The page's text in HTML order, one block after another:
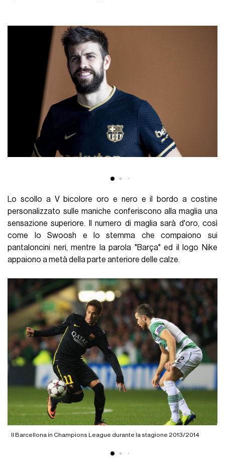
Lo scollo a V bicolore oro e nero e il bordo a costine
personalizzato sulle maniche conferiscono alla maglia una
sensazione superiore. Il numero di maglia sarà d'oro, così
come lo Swoosh e lo stemma che compaiono sui
pantaloncini neri, mentre la parola "Barça" ed il logo Nike
appaiono a metà della parte anteriore delle calze.
Il Barcellona in Champions League durante la stagione 2013/2014